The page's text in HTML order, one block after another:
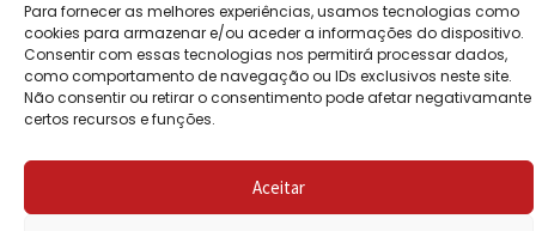
Para fornecer as melhores experiências, usamos tecnologias como
cookies para armazenar e/ou aceder a informações do dispositivo.
Consentir com essas tecnologias nos permitirá processar dados,
como comportamento de navegação ou IDs exclusivos neste site.
Não consentir ou retirar o consentimento pode afetar negativamante
certos recursos e funções.
Aceitar
VISITE-NOS